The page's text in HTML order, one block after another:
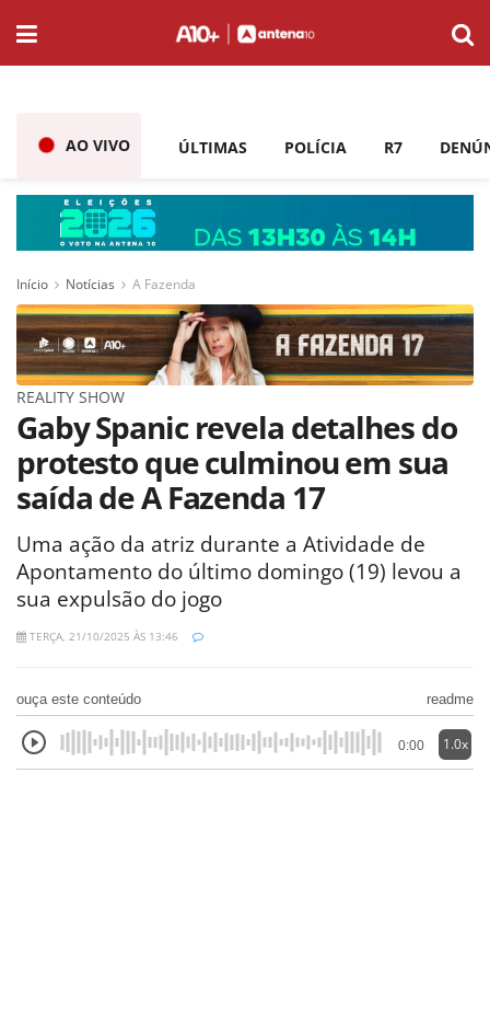
AO VIVO ÚLTIMAS POLÍCIA R7
Início Notícias A Fazenda
REALITY SHOW
Gaby Spanic revela detalhes do
protesto que culminou em sua
saída de A Fazenda 17
Uma ação da atriz durante a Atividade de
Apontamento do último domingo (19) levou a
sua expulsão do jogo
TERÇA, 21/10/2025 ÀS 13:46
ouça este conteúdo readme
0:00 1.0x